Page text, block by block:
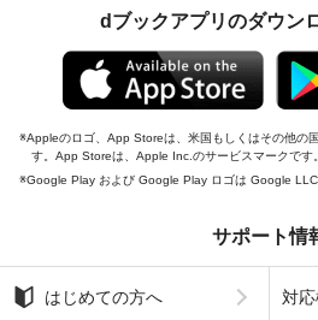
dブックアプリのダウン
Appleのロゴ、App Storeは、米国もしくはその他の
す。App Storeは、Apple Inc.のサービスマークです。
Google Play および Google Play ロゴは Google LLC
サポート情
はじめての方へ 対